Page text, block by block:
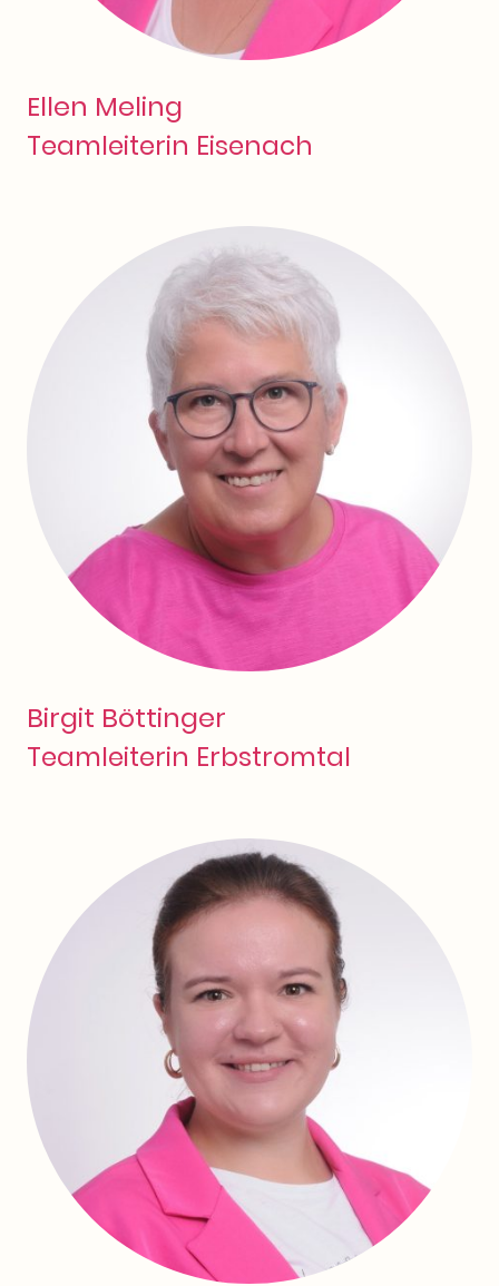
Ellen Meling
Teamleiterin Eisenach
Birgit Böttinger
Teamleiterin Erbstromtal